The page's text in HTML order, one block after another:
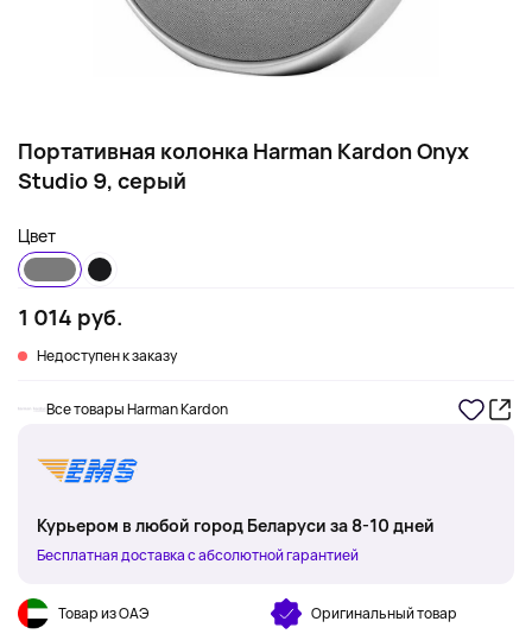
Портативная колонка Harman Kardon Onyx
Studio 9, серый
Цвет
1 014 руб.
Недоступен к заказу
Все товары Harman Kardon
Курьером в любой город Беларуси за 8-10 дней
Бесплатная доставка с абсолютной гарантией
Товар из ОАЭ Оригинальный товар